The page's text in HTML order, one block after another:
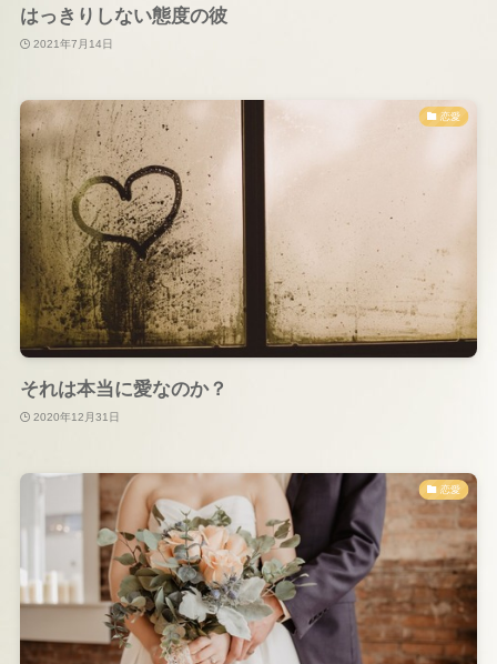
はっきりしない態度の彼
2021年7月14日
恋愛
それは本当に愛なのか？
2020年12月31日
恋愛